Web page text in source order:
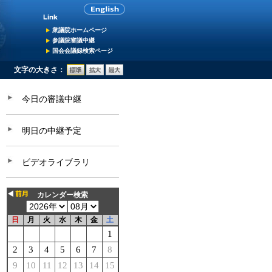
衆議院ホームページ
参議院審議中継
国会会議録検索ページ
文字の大きさ：
今日の審議中継
明日の中継予定
ビデオライブラリ
カレンダー検索
日 月 火 水 木 金 土
1
2
3 4 5 6 7
8
9
10 11 12 13 14
15